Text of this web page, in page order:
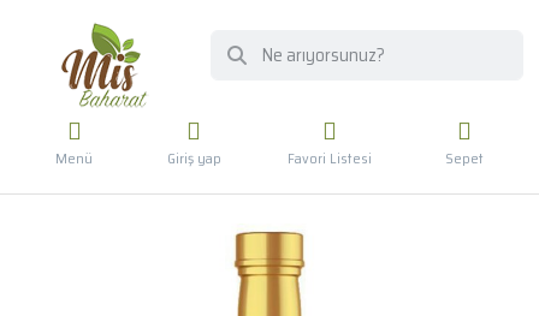
Menü Giriş yap Favori Listesi Sepet